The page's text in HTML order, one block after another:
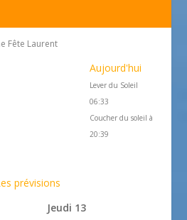
Fête Laurent
Aujourd'hui
Lever du Soleil
06:33
Coucher du soleil à
20:39
prévisions
Jeudi 13